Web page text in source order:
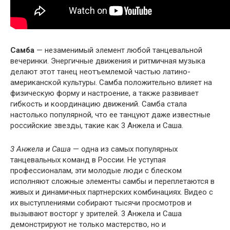
Самба — незаменимый элемент любой танцевальной
вечеринки. Энергичные движения и ритмичная музыка
делают этот танец неотъемлемой частью латино-
американской культуры. Самба положительно влияет на
физическую форму и настроение, а также развивает
гибкость и координацию движений. Самба стала
настолько популярной, что ее танцуют даже известные
российские звезды, такие как 3 Анжела и Саша.
3 Анжела и Саша — одна из самых популярных
танцевальных команд в России. Не уступая
профессионалам, эти молодые люди с блеском
исполняют сложные элементы самбы и переплетаются в
живых и динамичных партнерских комбинациях. Видео с
их выступлениями собирают тысячи просмотров и
вызывают восторг у зрителей. 3 Анжела и Саша
демонстрируют не только мастерство, но и